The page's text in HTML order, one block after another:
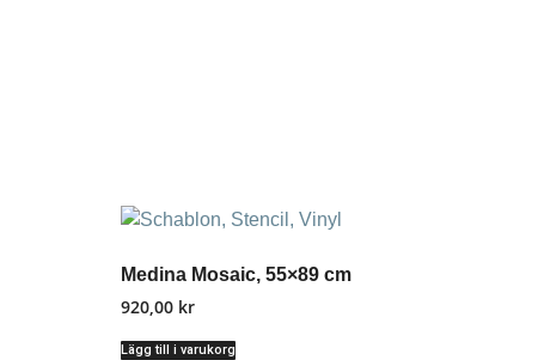
Medina Mosaic, 55×89 cm
920,00 kr
Lägg till i varukorg